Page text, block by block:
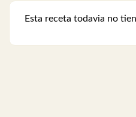
Esta receta todavia no